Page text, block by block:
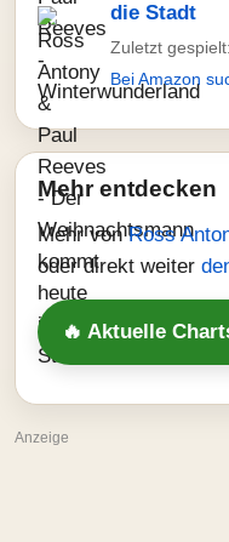
die Stadt
Zuletzt
Bei Amazon
Mehr entdecken
Mehr vonRoss
oder direkt weiter
🔥 Aktuelle
Anzeige